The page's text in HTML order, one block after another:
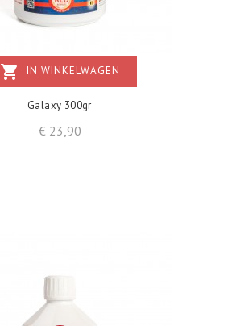
shopping_cart IN WINKELWAGEN
Galaxy 300gr
€ 23,90Prijs